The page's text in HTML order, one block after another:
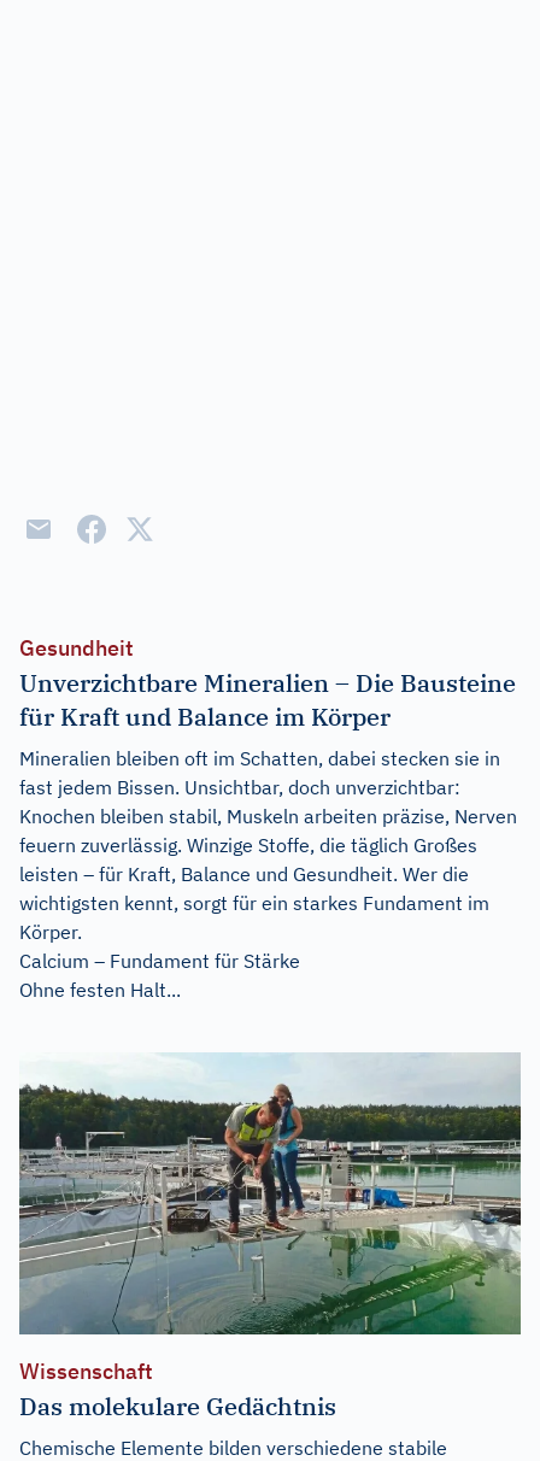
Gesundheit
Unverzichtbare Mineralien – Die Bausteine
für Kraft und Balance im Körper
Mineralien bleiben oft im Schatten, dabei stecken sie in
fast jedem Bissen. Unsichtbar, doch unverzichtbar:
Knochen bleiben stabil, Muskeln arbeiten präzise, Nerven
feuern zuverlässig. Winzige Stoffe, die täglich Großes
leisten – für Kraft, Balance und Gesundheit. Wer die
wichtigsten kennt, sorgt für ein starkes Fundament im
Körper.
Calcium – Fundament für Stärke
Ohne festen Halt...
Wissenschaft
Das molekulare Gedächtnis
Chemische Elemente bilden verschiedene stabile